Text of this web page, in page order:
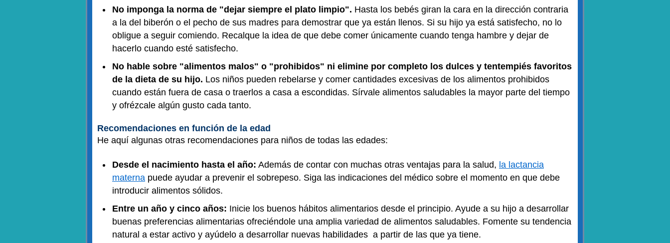
No imponga la norma de "dejar siempre el plato limpio". Hasta los bebés giran la cara en la dirección contraria
a la del biberón o el pecho de sus madres para demostrar que ya están llenos. Si su hijo ya está satisfecho, no lo
obligue a seguir comiendo. Recalque la idea de que debe comer únicamente cuando tenga hambre y dejar de
hacerlo cuando esté satisfecho.
No hable sobre "alimentos malos" o "prohibidos" ni elimine por completo los dulces y tentempiés favoritos
de la dieta de su hijo. Los niños pueden rebelarse y comer cantidades excesivas de los alimentos prohibidos
cuando están fuera de casa o traerlos a casa a escondidas. Sírvale alimentos saludables la mayor parte del tiempo
y ofrézcale algún gusto cada tanto.
Recomendaciones en función de la edad
He aquí algunas otras recomendaciones para niños de todas las edades:
Desde el nacimiento hasta el año: Además de contar con muchas otras ventajas para la salud, la lactancia
materna puede ayudar a prevenir el sobrepeso. Siga las indicaciones del médico sobre el momento en que debe
introducir alimentos sólidos.
Entre un año y cinco años: Inicie los buenos hábitos alimentarios desde el principio. Ayude a su hijo a desarrollar
buenas preferencias alimentarias ofreciéndole una amplia variedad de alimentos saludables. Fomente su tendencia
natural a estar activo y ayúdelo a desarrollar nuevas habilidades a partir de las que ya tiene.